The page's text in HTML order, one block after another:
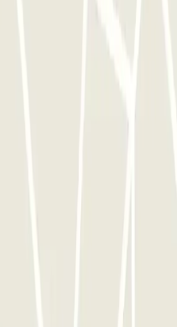
entrar y salir una única vez al
hacer uso de toda la red de
disponibles en Parclick.
entrar y salir del parking todas